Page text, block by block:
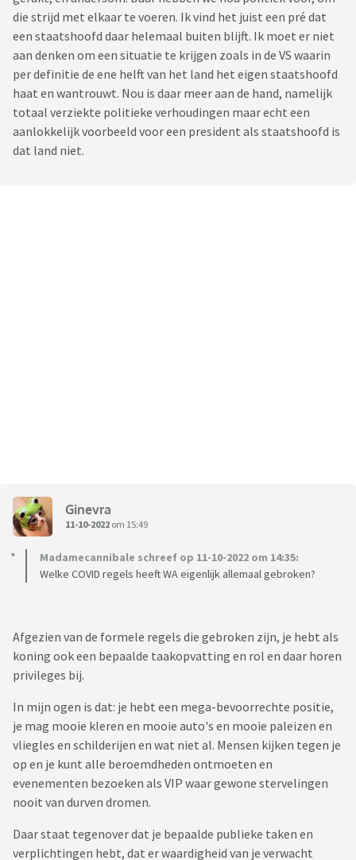
die strijd met elkaar te voeren. Ik vind het juist een pré dat
een staatshoofd daar helemaal buiten blijft. Ik moet er niet
aan denken om een situatie te krijgen zoals in de VS waarin
per definitie de ene helft van het land het eigen staatshoofd
haat en wantrouwt. Nou is daar meer aan de hand, namelijk
totaal verziekte politieke verhoudingen maar echt een
aanlokkelijk voorbeeld voor een president als staatshoofd is
dat land niet.
Ginevra
11-10-2022 om 15:49
Madamecannibale schreef op 11-10-2022 om 14:35:
Welke COVID regels heeft WA eigenlijk allemaal gebroken?
Afgezien van de formele regels die gebroken zijn, je hebt als
koning ook een bepaalde taakopvatting en rol en daar horen
privileges bij.
In mijn ogen is dat: je hebt een mega-bevoorrechte positie,
je mag mooie kleren en mooie auto's en mooie paleizen en
vliegles en schilderijen en wat niet al. Mensen kijken tegen je
op en je kunt alle beroemdheden ontmoeten en
evenementen bezoeken als VIP waar gewone stervelingen
nooit van durven dromen.
Daar staat tegenover dat je bepaalde publieke taken en
verplichtingen hebt, dat er waardigheid van je verwacht